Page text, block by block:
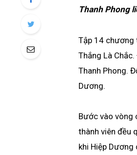
Thanh Phong
Tập 14 chương
Thắng Là
Thanh Phong.
Dương.
Bước vào vòng
thành viên đều
khi Hiệp